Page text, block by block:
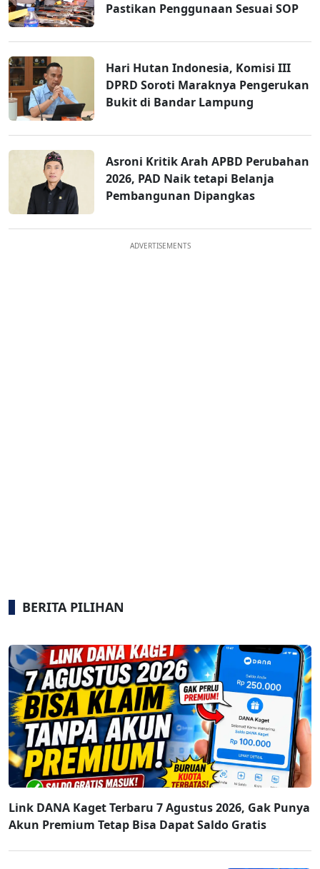
Pastikan Penggunaan Sesuai SOP
Hari Hutan Indonesia, Komisi III
DPRD Soroti Maraknya Pengerukan
Bukit di Bandar Lampung
Asroni Kritik Arah APBD Perubahan
2026, PAD Naik tetapi Belanja
Pembangunan Dipangkas
ADVERTISEMENTS
BERITA PILIHAN
Link DANA Kaget Terbaru 7 Agustus 2026, Gak Punya
Akun Premium Tetap Bisa Dapat Saldo Gratis